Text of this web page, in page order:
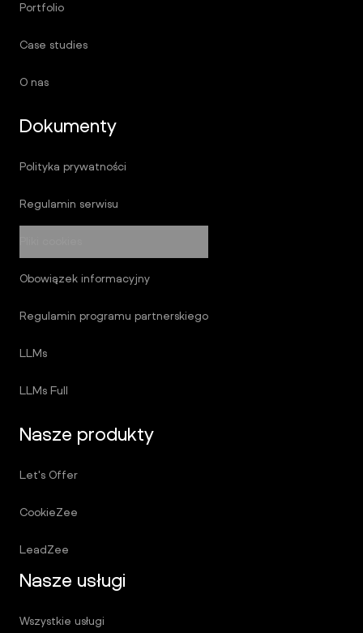
Portfolio
Case studies
O nas
Dokumenty
Polityka prywatności
Regulamin serwisu
Obowiązek informacyjny
Regulamin programu partnerskiego
LLMs
LLMs Full
Nasze produkty
Let's Offer
CookieZee
LeadZee
Nasze usługi
Wszystkie usługi